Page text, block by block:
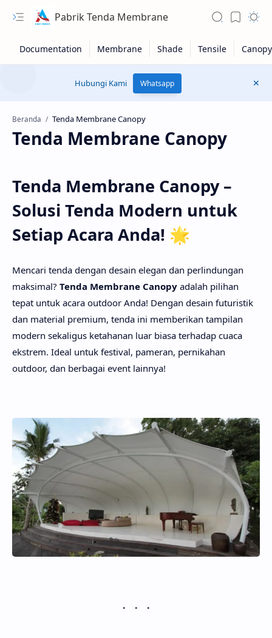
Pabrik Tenda Membrane
RTL Mode
Rich Results Test
PageSpeed Insights
Hubungi Kami Whatsapp
Beranda
Tenda Membrane Canopy
Tenda Membrane Canopy –
Solusi Tenda Modern untuk
Setiap Acara Anda! 🌟
Mencari tenda dengan desain elegan dan perlindungan
maksimal? Tenda Membrane Canopy adalah pilihan
tepat untuk acara outdoor Anda! Dengan desain futuristik
dan material premium, tenda ini memberikan tampilan
modern sekaligus ketahanan luar biasa terhadap cuaca
ekstrem. Ideal untuk festival, pameran, pernikahan
outdoor, dan berbagai event lainnya!